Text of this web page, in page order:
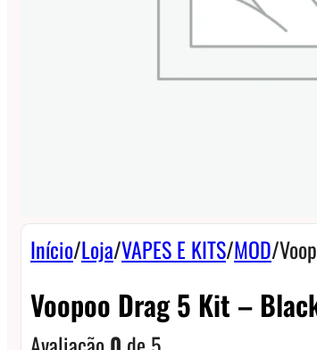
Início/Loja/VAPES E KITS/MOD/
Voopoo Drag 5 Kit –